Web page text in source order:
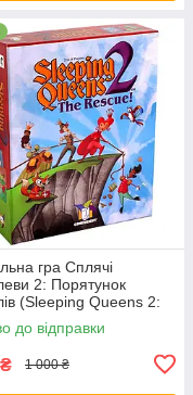
гра Сплячі
2: Порятунок
(Sleeping Queens 2:
+ правила РУС /
до відправки
₴ 1 000 ₴